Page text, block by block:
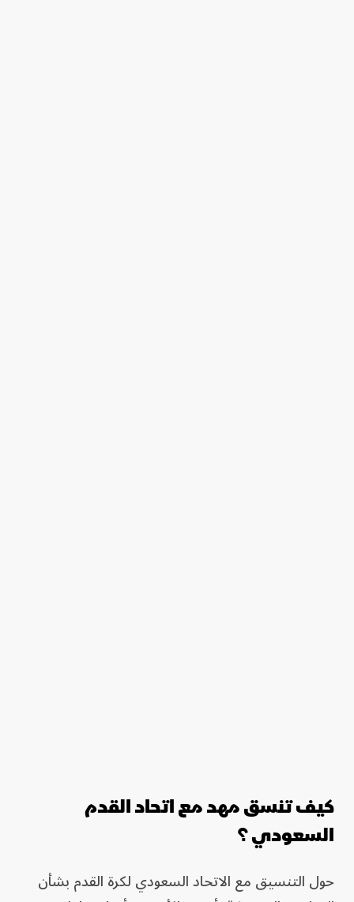
كيف تنسق مهد مع اتحاد القدم
السعودي ؟
حول التنسيق مع الاتحاد السعودي لكرة القدم بشأن